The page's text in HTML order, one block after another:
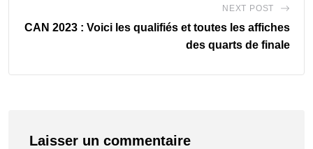
NEXT POST
CAN 2023 : Voici les qualifiés et toutes les affiches
des quarts de finale
Laisser un commentaire